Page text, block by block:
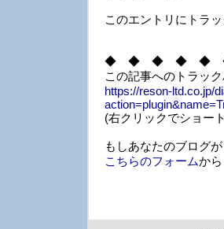
このエントリにトラ
◆ ◆ ◆ ◆ ◆
この記事へのトラッ
https://reson-ltd.co.jp/
(右クリックでショー
もしあなたのブログ
こちらのフォームか